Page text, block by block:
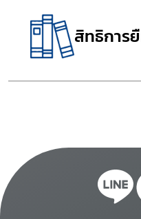
สิทธิการ